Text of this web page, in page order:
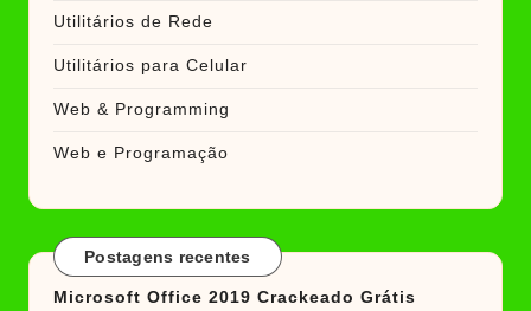
Utilitários de Rede
Utilitários para Celular
Web & Programming
Web e Programação
Postagens recentes
Microsoft Office 2019 Crackeado Grátis